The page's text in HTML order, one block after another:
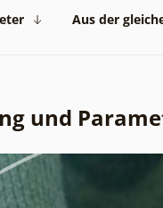
Aus der
und